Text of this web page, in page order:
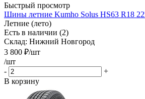
Быстрый просмотр
Шины летние Kumho Solus HS63 R18
Летние (лето)
Есть в наличии (2)
Склад: Нижний Новгород
3 800 ₽/шт
/шт
-
+
В корзину